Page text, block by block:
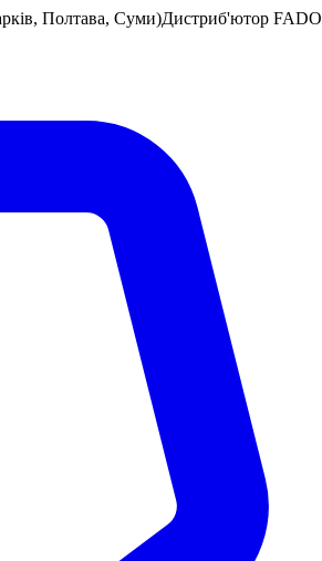
Полтава, Суми)Дистриб'ютор FADO